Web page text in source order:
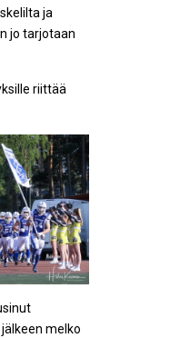
ja
jo tarjotaan
riittää
melko